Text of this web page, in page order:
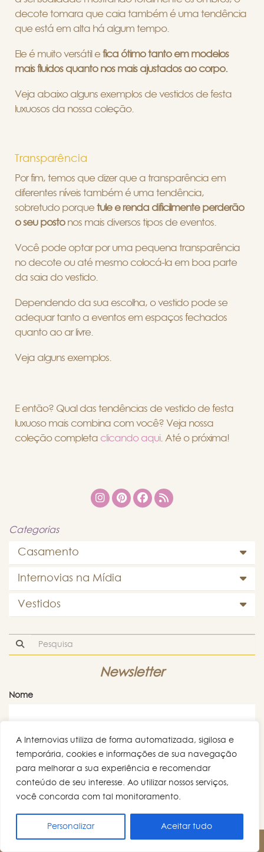
A Internovias utiliza de forma automatizada, sigilosa e
temporária, cookies e informações de sua navegação
para melhorar a sua experiência e recomendar
conteúdo de seu interesse. Ao utilizar nossos serviços,
você concorda com tal monitoramento.
Personalizar Aceitar tudo
decote tomara que caia também é uma tendência
que está em alta há algum tempo.
Ele é muito versátil e fica ótimo tanto em modelos
mais fluidos quanto nos mais ajustados ao corpo.
Veja abaixo alguns exemplos de vestidos de festa
luxuosos da nossa coleção.
Transparência
Por fim, temos que dizer que a transparência em
diferentes níveis também é uma tendência,
sobretudo porque tule e renda dificilmente perderão
o seu postonos mais diversos tipos de eventos.
Você pode optar por uma pequena transparência
no decote ou até mesmo colocá-la em boa parte
da saia do vestido.
Dependendo da sua escolha, o vestido pode se
adequar tanto a eventos em espaços fechados
quanto ao ar livre.
Veja alguns exemplos.
E então? Qual das tendências de vestido de festa
luxuoso mais combina com você? Veja nossa
coleção completa clicando aqui. Até o próxima!
Categorias
Casamento
Internovias na Mídia
Vestidos
Newsletter
Nome
Email*
dados, respeitando a legislação vigente. Não repassamos ou compartilhamos
AGENDE UM HORÁRIO!